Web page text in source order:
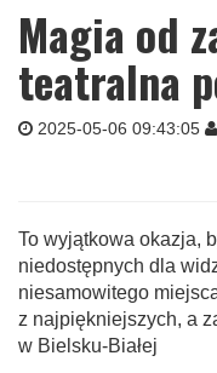
Magia od
teatralna
2025-05-06 09:43:05
To wyjątkowa okazja,
niedostępnych dla
niesamowitego
z najpiękniejszych, a
w Bielsku-Białej